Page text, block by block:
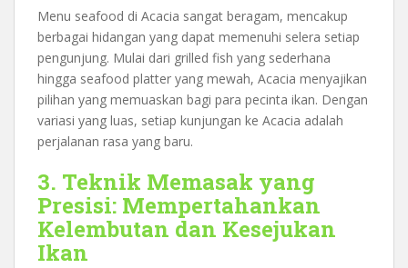
Menu seafood di Acacia sangat beragam, mencakup
berbagai hidangan yang dapat memenuhi selera setiap
pengunjung. Mulai dari grilled fish yang sederhana
hingga seafood platter yang mewah, Acacia menyajikan
pilihan yang memuaskan bagi para pecinta ikan. Dengan
variasi yang luas, setiap kunjungan ke Acacia adalah
perjalanan rasa yang baru.
3. Teknik Memasak yang
Presisi: Mempertahankan
Kelembutan dan Kesejukan
Ikan